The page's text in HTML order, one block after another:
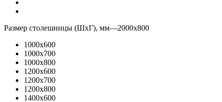
Размер столешницы (ШхГ), мм—2000x800
1000x600
1000x700
1000x800
1200x600
1200x700
1200x800
1400x600